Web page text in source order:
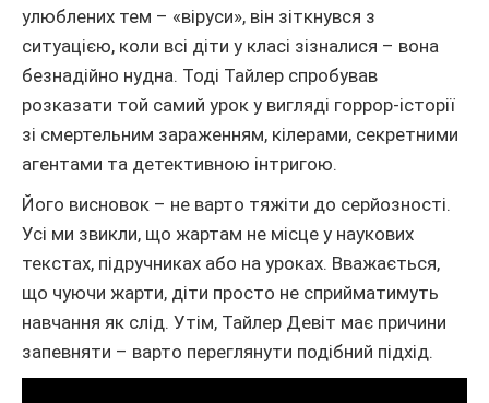
улюблених тем – «віруси», він зіткнувся з
ситуацією, коли всі діти у класі зізналися – вона
безнадійно нудна. Тоді Тайлер спробував
розказати той самий урок у вигляді горрор-історії
зі смертельним зараженням, кілерами, секретними
агентами та детективною інтригою.
Його висновок – не варто тяжіти до серйозності.
Усі ми звикли, що жартам не місце у наукових
текстах, підручниках або на уроках. Вважається,
що чуючи жарти, діти просто не сприйматимуть
навчання як слід. Утім, Тайлер Девіт має причини
запевняти – варто переглянути подібний підхід.